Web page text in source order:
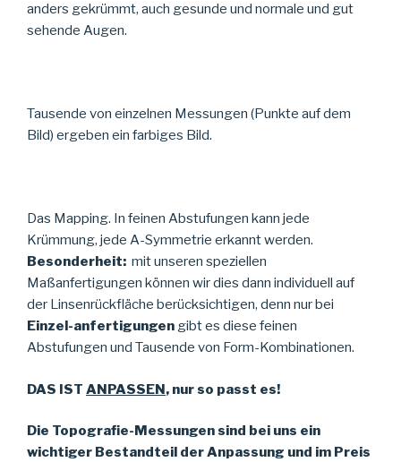
anders gekrümmt, auch gesunde und normale und gut
sehende Augen.
Tausende von einzelnen Messungen (Punkte auf dem
Bild) ergeben ein farbiges Bild.
Das Mapping. In feinen Abstufungen kann jede
Krümmung, jede A-Symmetrie erkannt werden.
Besonderheit: mit unseren speziellen
Maßanfertigungen können wir dies dann individuell auf
der Linsenrückfläche berücksichtigen, denn nur bei
Einzel-anfertigungen gibt es diese feinen
Abstufungen und Tausende von Form-Kombinationen.
DAS IST ANPASSEN, nur so passt es!
Die Topografie-Messungen sind bei uns ein
wichtiger Bestandteil der Anpassung und im Preis